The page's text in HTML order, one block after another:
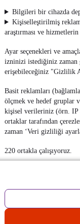
Bilgileri bir cihazda
Kişiselleştirilmiş
araştırması ve
Ayar seçenekleri ve
izninizi istediğiniz zaman
erişebileceğiniz "Gizlilik
Basit reklamları
ölçmek ve hedef gruplar
kişisel verileriniz (örn. IP
ortaklar tarafından
zaman ‘Veri gizliliği
220 ortakla çalışıyoruz.